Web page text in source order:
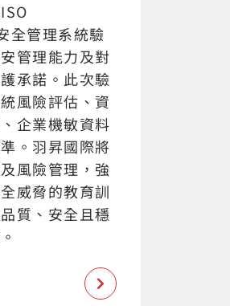
全管理系統驗
管理能力及對
承諾。此次驗
風險評估、資
企業機敏資料
。羽昇國際將
風險管理，強
威脅的教育訓
質、安全且穩